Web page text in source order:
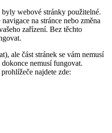
webové stránky použitelné.
na stránce nebo změna
zařízení. Bez těchto
ale část stránek se vám nemusí
nemusí fungovat.
najdete zde: